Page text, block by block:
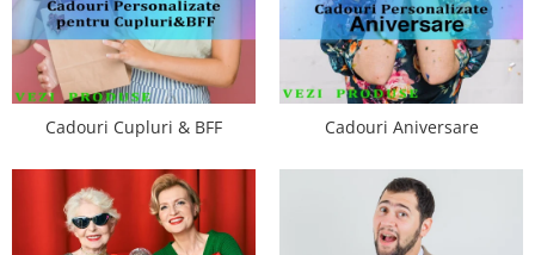
Cadouri Cupluri & BFF Cadouri Aniversare